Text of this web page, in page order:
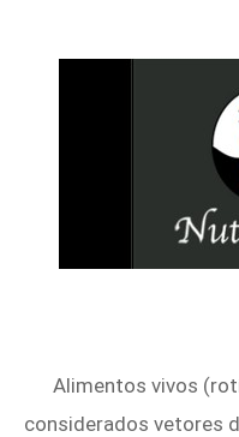
Alimentos vivos
considerados vetores